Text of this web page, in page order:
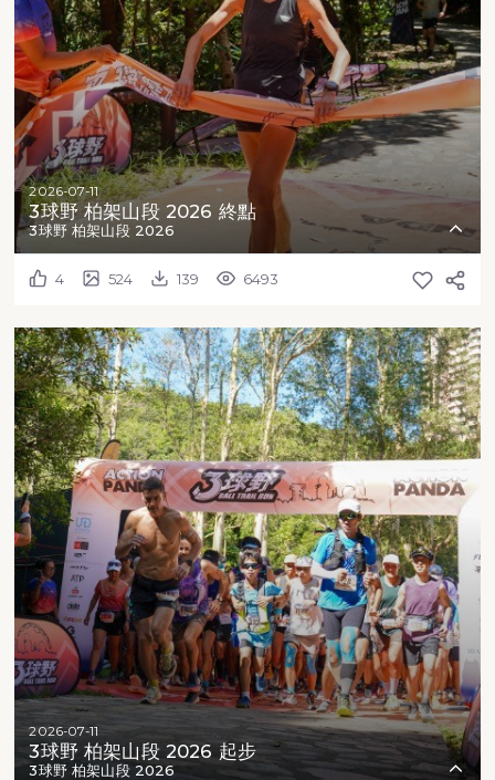
2026-07-11
3球野 柏架山段 2026 終點
3球野 柏架山段 2026
4 524 139 6493
2026-07-11
3球野 柏架山段 2026 起步
3球野 柏架山段 2026